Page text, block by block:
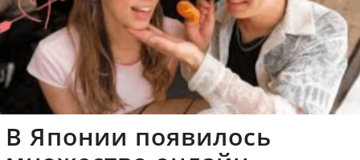
В Японии появилось